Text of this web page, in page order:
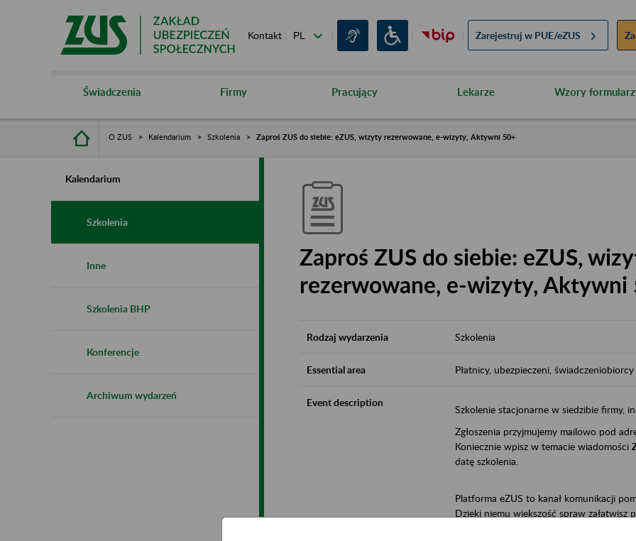
Kontakt Zarejestruj w PUE/eZUS
Świadczenia Firmy Pracujący Lekarze Wzory
O ZUS Kalendarium Szkolenia Zaproś ZUS do siebie: eZUS, wizyty rezerwowane, e-wizyty, Aktywni 50+
Kalendarium
Szkolenia
Inne
Szkolenia BHP
Konferencje
Archiwum wydarzeń
Zaproś ZUS do siebie: eZUS,
rezerwowane, e-wizyty, Aktywni
Rodzaj wydarzenia Szkolenia
Essential area Płatnicy, ubezpieczeni, świadczeniobiorcy
Event description
Szkolenie stacjonarne w siedzibie firmy,
Zgłoszenia przyjmujemy mailowo pod
Koniecznie wpisz w temacie wiadomości
datę szkolenia.
Platforma eZUS to kanał komunikacji
Dzięki niemu większość spraw załatwisz